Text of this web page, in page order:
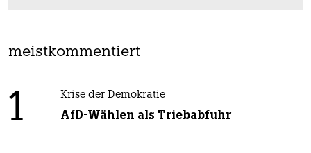
meistkommentiert
1 Krise der Demokratie
AfD-Wählen als Triebabfuhr